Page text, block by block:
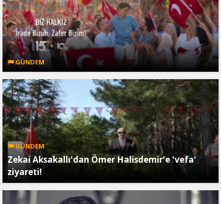
GÜNDEM
GÜNDEM
Zekai Aksakallı'dan Ömer Halisdemir'e 'vefa'
ziyareti!